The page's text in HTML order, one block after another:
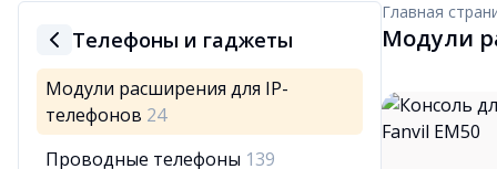
Телефоны и гаджеты
Модули расширения для IP-
телефонов 24
Проводные телефоны 139
Главная
Модули